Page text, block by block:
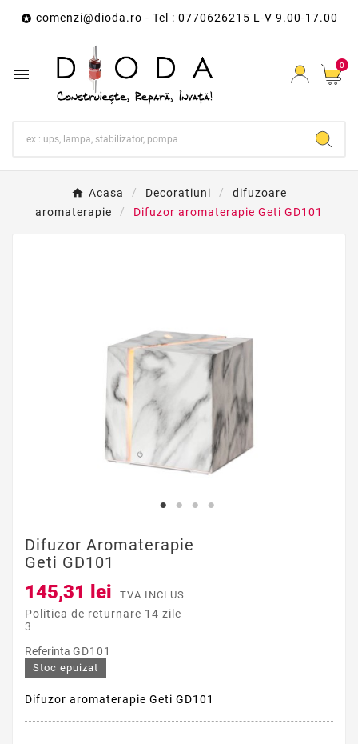
 comenzi@dioda.ro - Tel : 0770626215 L-V 9.00-17.00
 0
Acasa Decoratiuni
difuzoare
aromaterapie
Difuzor aromaterapie Geti GD101
Difuzor Aromaterapie
Geti GD101
145,31 lei TVA INCLUS
Politica de returnare 14 zile
3
Referinta GD101
Stoc epuizat
Difuzor aromaterapie Geti GD101